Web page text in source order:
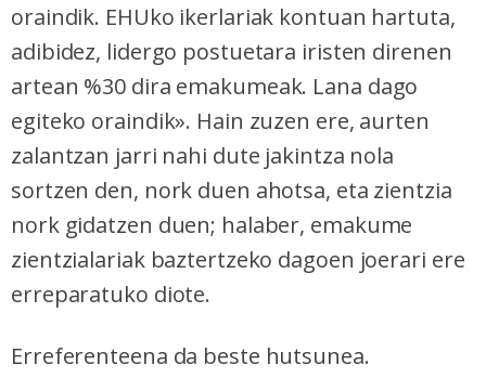
oraindik. EHUko ikerlariak kontuan hartuta,
adibidez, lidergo postuetara iristen direnen
artean %30 dira emakumeak. Lana dago
egiteko oraindik». Hain zuzen ere, aurten
zalantzan jarri nahi dute jakintza nola
sortzen den, nork duen ahotsa, eta zientzia
nork gidatzen duen; halaber, emakume
zientzialariak baztertzeko dagoen joerari ere
erreparatuko diote.
Erreferenteena da beste hutsunea.